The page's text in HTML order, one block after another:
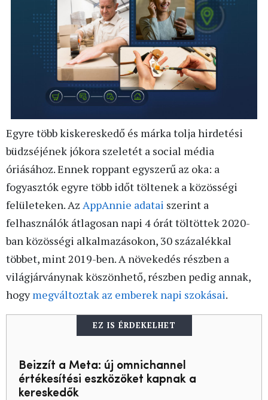
Egyre több kiskereskedő és márka tolja hirdetési
büdzséjének jókora szeletét a social média
óriásához. Ennek roppant egyszerű az oka: a
fogyasztók egyre több időt töltenek a közösségi
felületeken. Az AppAnnie adatai szerint a
felhasználók átlagosan napi 4 órát töltöttek 2020-
ban közösségi alkalmazásokon, 30 százalékkal
többet, mint 2019-ben. A növekedés részben a
világjárványnak köszönhető, részben pedig annak,
hogymegváltoztak az emberek napi szokásai.
EZ IS ÉRDEKELHET
Beizzít a Meta: új omnichannel
értékesítési eszközöket kapnak a
kereskedők